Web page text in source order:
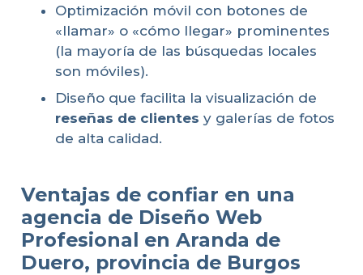
Optimización móvil con botones de
«llamar» o «cómo llegar» prominentes
(la mayoría de las búsquedas locales
son móviles).
Diseño que facilita la visualización de
reseñas de clientes y galerías de fotos
de alta calidad.
Ventajas de confiar en una
agencia de Diseño Web
Profesional en Aranda de
Duero, provincia de Burgos